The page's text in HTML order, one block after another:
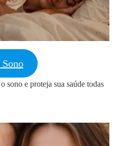
sono e proteja sua saúde todas